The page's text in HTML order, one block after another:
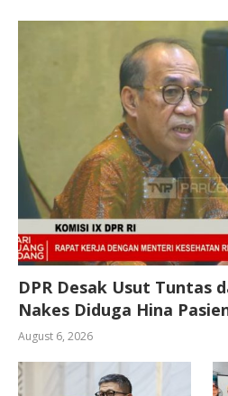
DPR Desak Usut Tuntas
Nakes Diduga Hina
August 6, 2026